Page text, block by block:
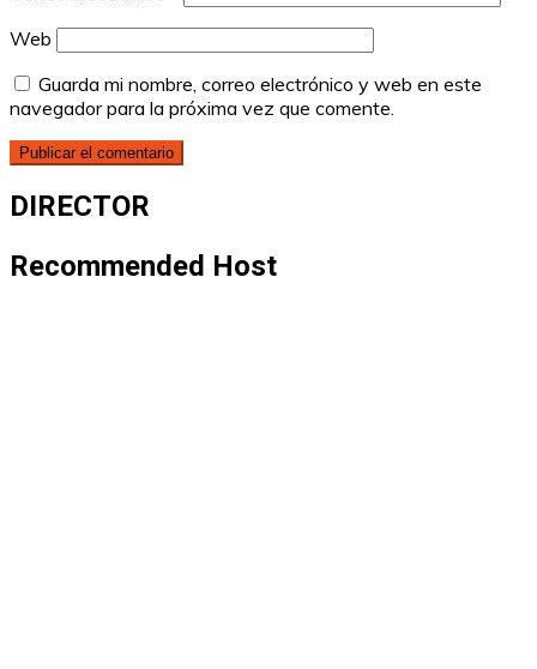
Web
Guarda mi nombre, correo electrónico y web en este
navegador para la próxima vez que comente.
DIRECTOR
Recommended Host